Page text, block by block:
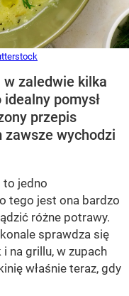
zaledwie kilka
pomysł
przepis
wychodzi
to jedno
tego jest ona bardzo
różne potrawy.
sprawdza się
na grillu, w zupach
właśnie teraz, gdy